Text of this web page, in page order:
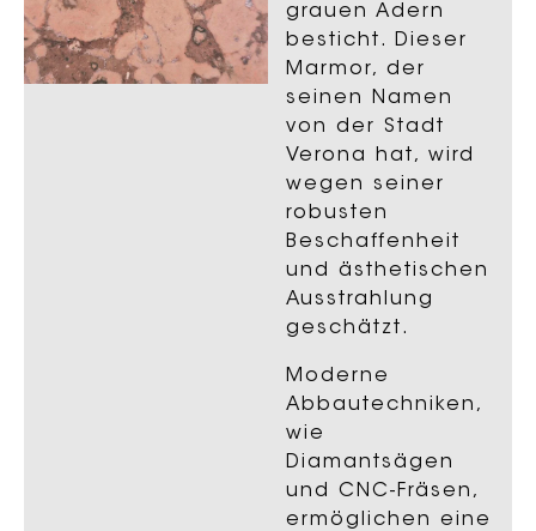
grauen Adern
besticht. Dieser
Marmor, der
seinen Namen
von der Stadt
Verona hat, wird
wegen seiner
robusten
Beschaffenheit
und ästhetischen
Ausstrahlung
geschätzt.
Moderne
Abbautechniken,
wie
Diamantsägen
und CNC-Fräsen,
ermöglichen eine